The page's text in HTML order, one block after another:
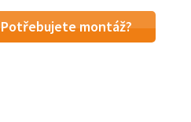
Potřebujete montáž?